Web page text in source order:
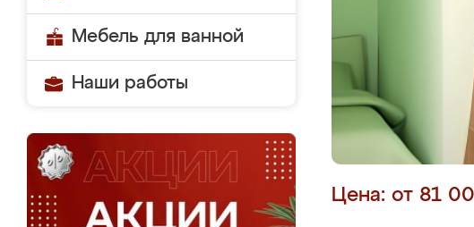
Мебель для ванной
Наши работы
Цена: от 81